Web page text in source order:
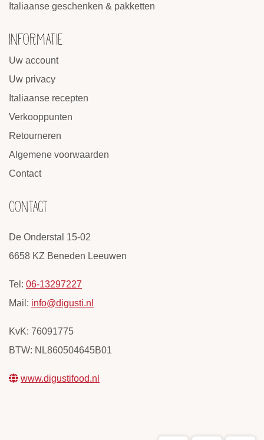
Italiaanse geschenken & pakketten
INFORMATIE
Uw account
Uw privacy
Italiaanse recepten
Verkooppunten
Retourneren
Algemene voorwaarden
Contact
CONTACT
De Onderstal 15-02
6658 KZ Beneden Leeuwen
Tel: 06-13297227
Mail: info@digusti.nl
KvK: 76091775
BTW: NL860504645B01
www.digustifood.nl